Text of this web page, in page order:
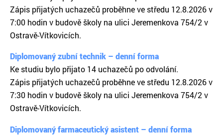
Zápis přijatých uchazečů proběhne ve středu 12.8.2026 v
7:00 hodin v budově školy na ulici Jeremenkova 754/2 v
Ostravě-Vítkovicích.
Diplomovaný zubní technik – denní forma
Ke studiu bylo přijato 14 uchazečů po odvolání.
Zápis přijatých uchazečů proběhne ve středu 12.8.2026 v
7:30 hodin v budově školy na ulici Jeremenkova 754/2 v
Ostravě-Vítkovicích.
Diplomovaný farmaceutický asistent – denní forma